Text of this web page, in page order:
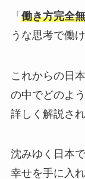
「 働き方完全
うな思考で働
これからの日
の中でどのよ
詳しく解説さ
沈みゆく日本
幸せを手に入